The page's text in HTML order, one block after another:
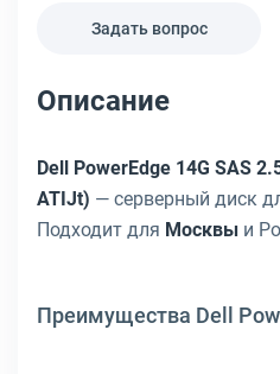
Задать вопрос
Описание
Dell PowerEdge 14G SAS
ATIJt) — серверный диск
Подходит для Москвы и
Преимущества Dell